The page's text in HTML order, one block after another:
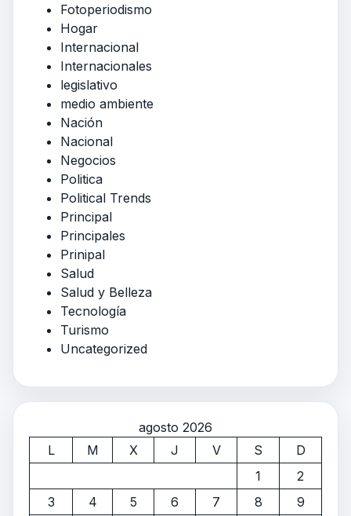
Fotoperiodismo
Hogar
Internacional
Internacionales
legislativo
medio ambiente
Nación
Nacional
Negocios
Politica
Political Trends
Principal
Principales
Prinipal
Salud
Salud y Belleza
Tecnología
Turismo
Uncategorized
agosto 2026
L
M X J V S
D
1
2
3
4 5 6 7 8
9